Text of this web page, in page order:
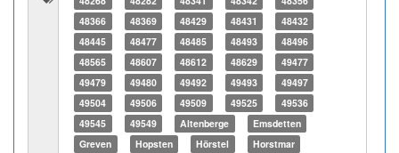
48366
48369 48429 48431
48432
48445
48477 48485 48493
48496
48565
48607 48612 48629
49477
49479
49480 49492 49493
49497
49504
49506 49509 49525
49536
49545
49549 Altenberge
Emsdetten
Greven
Hopsten Hörstel Horstmar